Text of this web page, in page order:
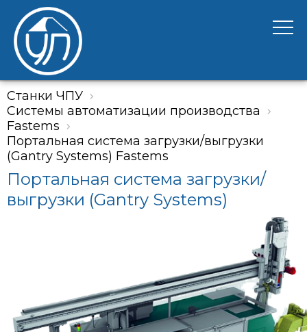
Станки ЧПУ
Системы автоматизации производства
Fastems
Портальная система загрузки/выгрузки
(Gantry Systems) Fastems
Портальная система загрузки/
выгрузки (Gantry Systems)